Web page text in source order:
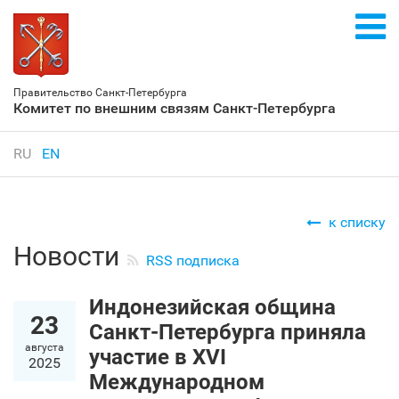
Правительство Санкт‑Петербурга
Комитет по внешним связям Санкт‑Петербурга
RU EN
к списку
Новости RSS подписка
23
августа
2025
Индонезийская община
Санкт‑Петербурга приняла
участие в XVI
Международном